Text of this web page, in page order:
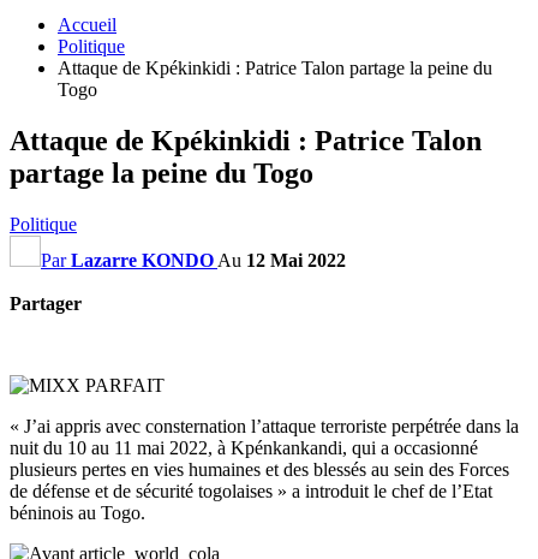
Accueil
Politique
Attaque de Kpékinkidi : Patrice Talon partage la peine du
Togo
Attaque de Kpékinkidi : Patrice Talon
partage la peine du Togo
Politique
ParLazarre KONDO Au 12 Mai 2022
Partager
« J’ai appris avec consternation l’attaque terroriste perpétrée dans la
nuit du 10 au 11 mai 2022, à Kpénkankandi, qui a occasionné
plusieurs pertes en vies humaines et des blessés au sein des Forces
de défense et de sécurité togolaises » a introduit le chef de l’Etat
béninois au Togo.